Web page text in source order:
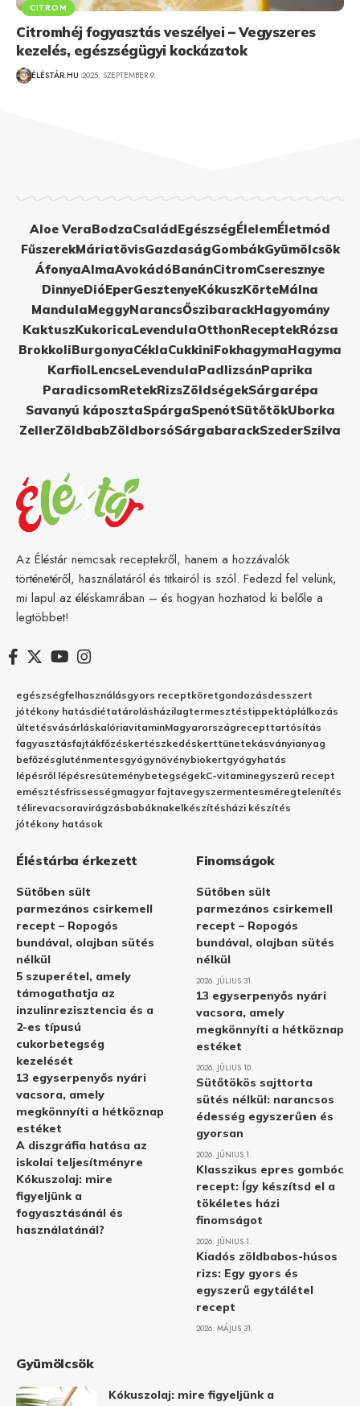
CITROM
Citromhéj fogyasztás veszélyei – Vegyszeres
kezelés, egészségügyi kockázatok
ÉLÉSTÁR.HU 2025. SZEPTEMBER 9.
Aloe VeraBodzaCsaládEgészségÉlelemÉletmód
FűszerekMáriatövisGazdaságGombákGyümölcsök
ÁfonyaAlmaAvokádóBanánCitromCseresznye
DinnyeDióEperGesztenyeKókuszKörteMálna
MandulaMeggyNarancsŐszibarackHagyomány
KaktuszKukoricaLevendulaOtthonReceptekRózsa
BrokkoliBurgonyaCéklaCukkiniFokhagymaHagyma
KarfiolLencseLevendulaPadlizsánPaprika
ParadicsomRetekRizsZöldségekSárgarépa
Savanyú káposztaSpárgaSpenótSütőtökUborka
ZellerZöldbabZöldborsóSárgabarackSzederSzilva
Az Éléstár nemcsak receptekről, hanem a hozzávalók
történetéről, használatáról és titkairól is szól. Fedezd fel velünk,
mi lapul az éléskamrában – és hogyan hozhatod ki belőle a
legtöbbet!
egészségfelhasználásgyors receptköretgondozásdesszert
jótékony hatásdiétatárolásházilagtermesztéstippektáplálkozás
ültetésvásárláskalóriavitaminMagyarországrecepttartósítás
fagyasztásfajtákfőzéskertészkedéskerttünetekásványianyag
befőzésgluténmentesgyógynövénybiokertgyógyhatás
lépésről lépésresüteménybetegségekC-vitaminegyszerű recept
emésztésfrissességmagyar fajtavegyszermentesméregtelenítés
télirevacsoravirágzásbabáknakelkészítésházi készítés
jótékony hatások
Éléstárba érkezett
Sütőben sült
parmezános csirkemell
recept – Ropogós
bundával, olajban sütés
nélkül
5 szuperétel, amely
támogathatja az
inzulinrezisztencia és a
2-es típusú
cukorbetegség
kezelését
13 egyserpenyős nyári
vacsora, amely
megkönnyíti a hétköznap
estéket
A diszgráfia hatása az
iskolai teljesítményre
Kókuszolaj: mire
figyeljünk a
fogyasztásánál és
használatánál?
Finomságok
Sütőben sült
parmezános csirkemell
recept – Ropogós
bundával, olajban sütés
nélkül
2026. JÚLIUS 31.
13 egyserpenyős nyári
vacsora, amely
megkönnyíti a hétköznap
estéket
2026. JÚLIUS 10.
Sütőtökös sajttorta
sütés nélkül: narancsos
édesség egyszerűen és
gyorsan
2026. JÚNIUS 1.
Klasszikus epres gombóc
recept: Így készítsd el a
tökéletes házi
finomságot
2026. JÚNIUS 1.
Kiadós zöldbabos-húsos
rizs: Egy gyors és
egyszerű egytálétel
recept
2026. MÁJUS 31.
Gyümölcsök
Kókuszolaj: mire figyeljünk a